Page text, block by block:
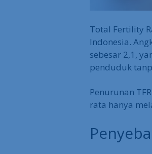
Total Fertility
Indonesia.
sebesar 2,1,
penduduk
Penurunan
rata hanya